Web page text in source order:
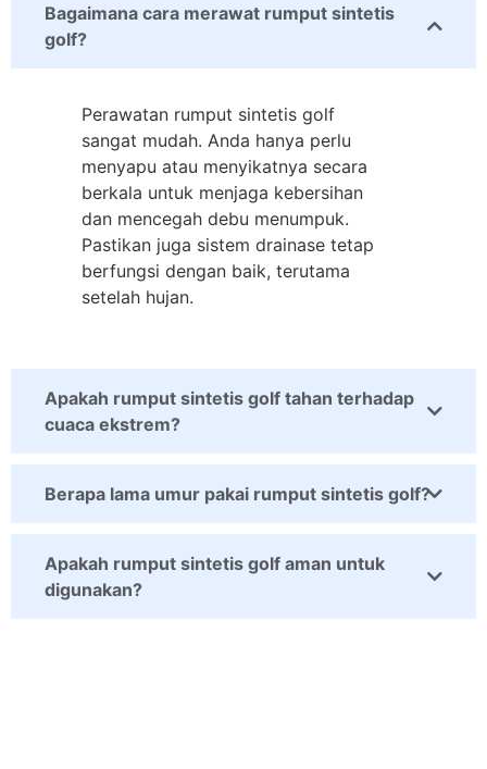
Bagaimana cara merawat rumput sintetis
golf?
Perawatan rumput sintetis golf
sangat mudah. Anda hanya perlu
menyapu atau menyikatnya secara
berkala untuk menjaga kebersihan
dan mencegah debu menumpuk.
Pastikan juga sistem drainase tetap
berfungsi dengan baik, terutama
setelah hujan.
Apakah rumput sintetis golf tahan terhadap
cuaca ekstrem?
Berapa lama umur pakai rumput sintetis golf?
Apakah rumput sintetis golf aman untuk
digunakan?